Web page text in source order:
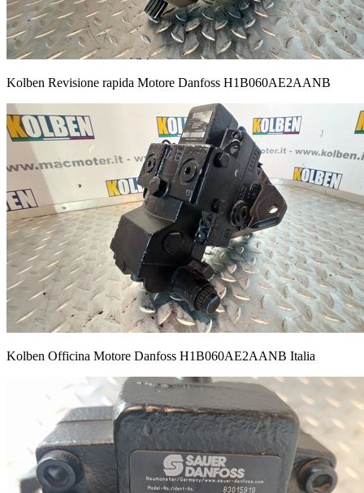
Kolben Revisione rapida Motore Danfoss H1B060AE2AANB
Kolben Officina Motore Danfoss H1B060AE2AANB Italia